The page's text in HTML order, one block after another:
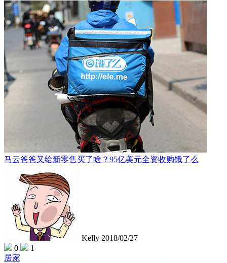
马云爸爸又给新零售买了啥？95亿美元全资收购饿了么
Kelly 2018/02/27
0
1
居家